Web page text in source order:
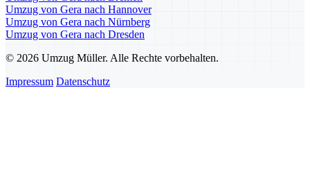
Umzug von Gera nach Hannover
Umzug von Gera nach Nürnberg
Umzug von Gera nach Dresden
© 2026 Umzug Müller. Alle Rechte vorbehalten.
Impressum Datenschutz